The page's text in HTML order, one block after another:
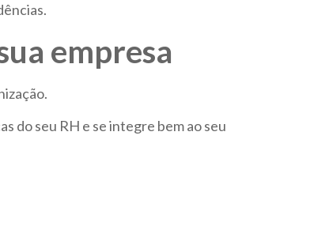
empresa
do seu RH e se integre bem ao seu